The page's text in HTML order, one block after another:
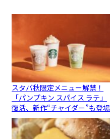
スタバ秋限定メニュー解禁！
「パンプキン スパイス ラテ」
復活、新作“チャイダー”も登場